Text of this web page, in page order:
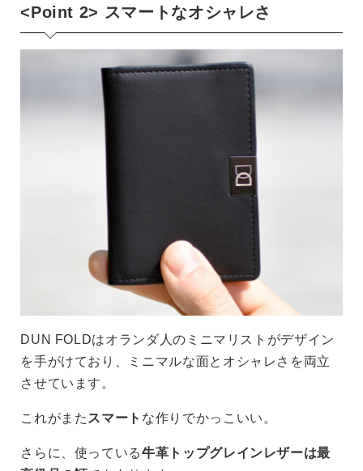
<Point 2> スマートなオシャレさ
DUN FOLDはオランダ人のミニマリストがデザイン
を手がけており、ミニマルな面とオシャレさを両立
させています。
これがまた スマート な作りでかっこいい。
さらに、使っている牛革トップグレインレザーは最